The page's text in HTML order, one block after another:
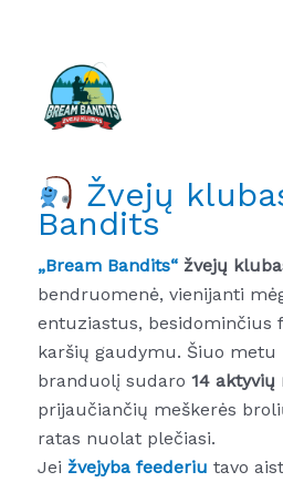
Žvejų
Bandits
„Bream Bandits“ žvejų
bendruomenė, vienijanti
entuziastus, besidominčius
karšių gaudymu. Šiuo
branduolį sudaro 14 aktyvių
prijaučiančių meškerės
ratas nuolat plečiasi.
Jei žvejyba feederiu tavo